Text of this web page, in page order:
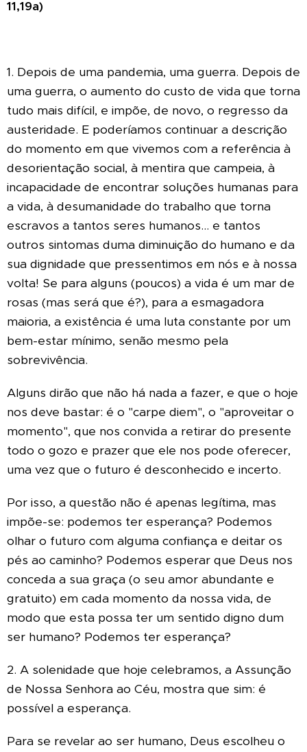
11,19a)
1. Depois de uma pandemia, uma guerra. Depois de
uma guerra, o aumento do custo de vida que torna
tudo mais difícil, e impõe, de novo, o regresso da
austeridade. E poderíamos continuar a descrição
do momento em que vivemos com a referência à
desorientação social, à mentira que campeia, à
incapacidade de encontrar soluções humanas para
a vida, à desumanidade do trabalho que torna
escravos a tantos seres humanos... e tantos
outros sintomas duma diminuição do humano e da
sua dignidade que pressentimos em nós e à nossa
volta! Se para alguns (poucos) a vida é um mar de
rosas (mas será que é?), para a esmagadora
maioria, a existência é uma luta constante por um
bem-estar mínimo, senão mesmo pela
sobrevivência.
Alguns dirão que não há nada a fazer, e que o hoje
nos deve bastar: é o "carpe diem", o "aproveitar o
momento", que nos convida a retirar do presente
todo o gozo e prazer que ele nos pode oferecer,
uma vez que o futuro é desconhecido e incerto.
Por isso, a questão não é apenas legítima, mas
impõe-se: podemos ter esperança? Podemos
olhar o futuro com alguma confiança e deitar os
pés ao caminho? Podemos esperar que Deus nos
conceda a sua graça (o seu amor abundante e
gratuito) em cada momento da nossa vida, de
modo que esta possa ter um sentido digno dum
ser humano? Podemos ter esperança?
2. A solenidade que hoje celebramos, a Assunção
de Nossa Senhora ao Céu, mostra que sim: é
possível a esperança.
Para se revelar ao ser humano, Deus escolheu o